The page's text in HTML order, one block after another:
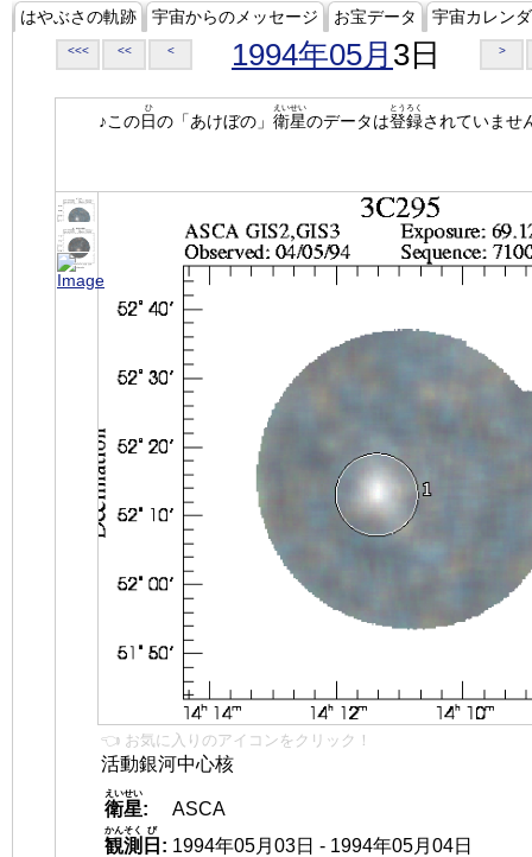
はやぶさの軌跡 宇宙からのメッセージ お宝データ 宇宙カレン
<<< << < 1994年05月 3日 >
♪この日
ひ
の「あけぼの」 衛星
えいせい
のデータは登録
とうろく
されていませ
👈 お気に入りのアイコンをクリック！
活動銀河中心核
衛星
えいせい
:
ASCA
観測
かんそく
日
び
: 1994年05月03日 - 1994年05月04日